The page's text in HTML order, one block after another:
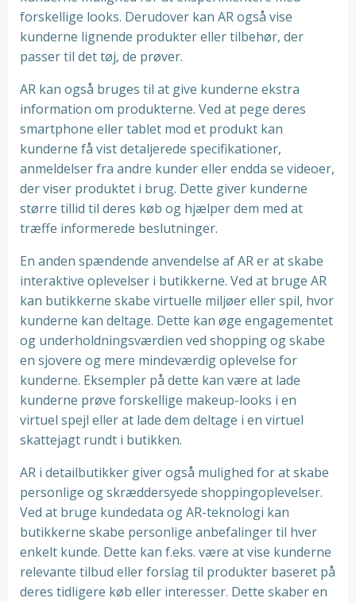
forskellige looks. Derudover kan AR også vise
kunderne lignende produkter eller tilbehør, der
passer til det tøj, de prøver.
AR kan også bruges til at give kunderne ekstra
information om produkterne. Ved at pege deres
smartphone eller tablet mod et produkt kan
kunderne få vist detaljerede specifikationer,
anmeldelser fra andre kunder eller endda se videoer,
der viser produktet i brug. Dette giver kunderne
større tillid til deres køb og hjælper dem med at
træffe informerede beslutninger.
En anden spændende anvendelse af AR er at skabe
interaktive oplevelser i butikkerne. Ved at bruge AR
kan butikkerne skabe virtuelle miljøer eller spil, hvor
kunderne kan deltage. Dette kan øge engagementet
og underholdningsværdien ved shopping og skabe
en sjovere og mere mindeværdig oplevelse for
kunderne. Eksempler på dette kan være at lade
kunderne prøve forskellige makeup-looks i en
virtuel spejl eller at lade dem deltage i en virtuel
skattejagt rundt i butikken.
AR i detailbutikker giver også mulighed for at skabe
personlige og skræddersyede shoppingoplevelser.
Ved at bruge kundedata og AR-teknologi kan
butikkerne skabe personlige anbefalinger til hver
enkelt kunde. Dette kan f.eks. være at vise kunderne
relevante tilbud eller forslag til produkter baseret på
deres tidligere køb eller interesser. Dette skaber en